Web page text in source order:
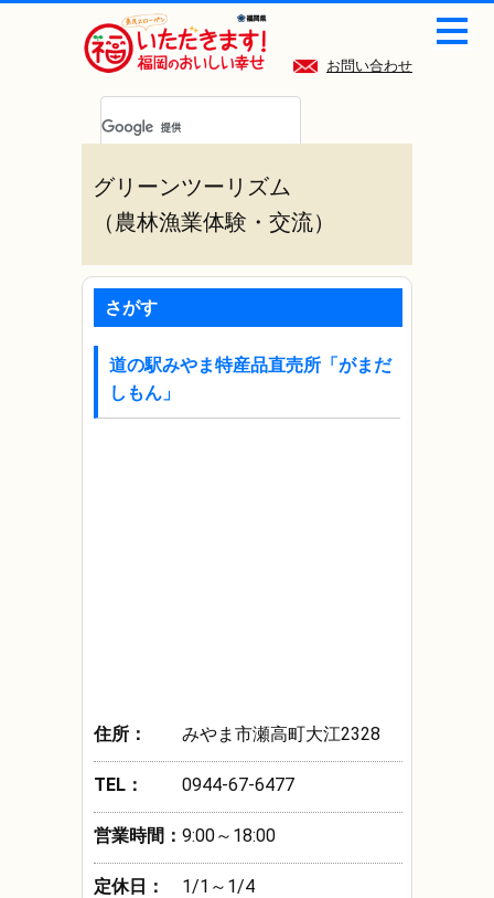
お問い合わせ
グリーンツーリズム
（農林漁業体験・交流）
さがす
道の駅みやま特産品直売所「がまだ
しもん」
住所： みやま市瀬高町大江2328
TEL： 0944-67-6477
営業時間： 9:00～18:00
定休日： 1/1～1/4